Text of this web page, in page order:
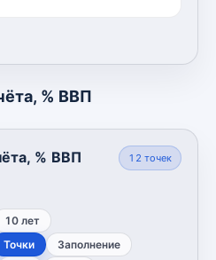
% ВВП
% ВВП 12 точек
10 лет
Точки Заполнение